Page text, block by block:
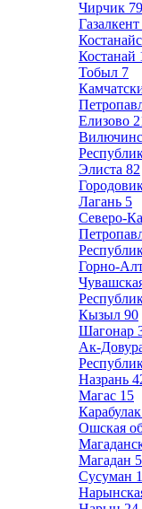
Чирчик 79
Газалкент
Костанай
Тобыл 7
Елизово
Элиста 82
Лагань 5
Северо-
Горно-
Кызыл 90
Шагонар
Ак-
Назрань
Магас 15
Карабулак
Ошская
Магадан
Сусуман 1